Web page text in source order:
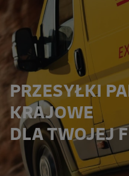
PRZESYŁKI
KRAJOWE
DLA TWOJEJ